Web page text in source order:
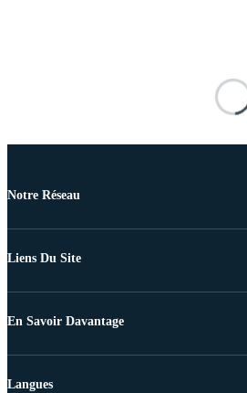
Notre Réseau
Liens Du Site
En Savoir Davantage
Langues